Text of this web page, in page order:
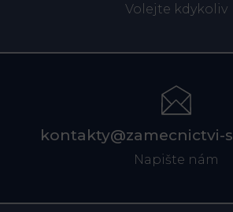
Volejte kdykoliv
kontakty@zamecnictvi-
Napište nám